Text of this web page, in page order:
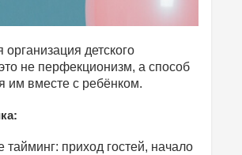
детского
не перфекционизм, а способ
им вместе с ребёнком.
тайминг: приход гостей, начало